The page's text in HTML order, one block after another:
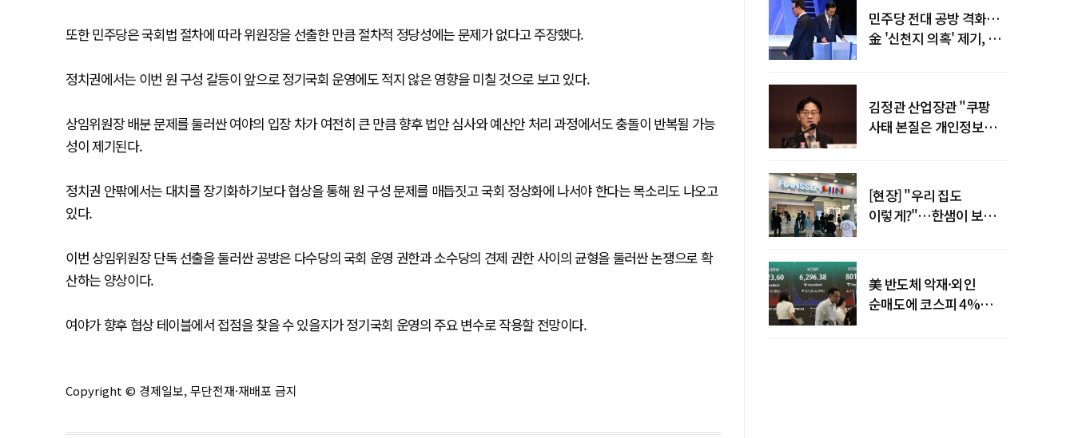
또한 민주당은 국회법 절차에 따라 위원장을 선출한 만큼 절차적 정당성에는 문제가 없다고 주장했다.
정치권에서는 이번 원 구성 갈등이 앞으로 정기국회 운영에도 적지 않은 영향을 미칠 것으로 보고 있다.
상임위원장 배분 문제를 둘러싼 여야의 입장 차가 여전히 큰 만큼 향후 법안 심사와 예산안 처리 과정에서도 충돌이 반복될 가능
성이 제기된다.
정치권 안팎에서는 대치를 장기화하기보다 협상을 통해 원 구성 문제를 매듭짓고 국회 정상화에 나서야 한다는 목소리도 나오고
있다.
이번 상임위원장 단독 선출을 둘러싼 공방은 다수당의 국회 운영 권한과 소수당의 견제 권한 사이의 균형을 둘러싼 논쟁으로 확
산하는 양상이다.
여야가 향후 협상 테이블에서 접점을 찾을 수 있을지가 정기국회 운영의 주요 변수로 작용할 전망이다.
Copyright © 경제일보, 무단전재·재배포 금지
민주당 전대 공방 격화…
金 '신천지 의혹' 제기, 鄭
김정관 산업장관 "쿠팡
사태 본질은 개인정보
[현장] "우리 집도
이렇게?"…한샘이 보여준
美 반도체 악재·외인
순매도에 코스피 4%